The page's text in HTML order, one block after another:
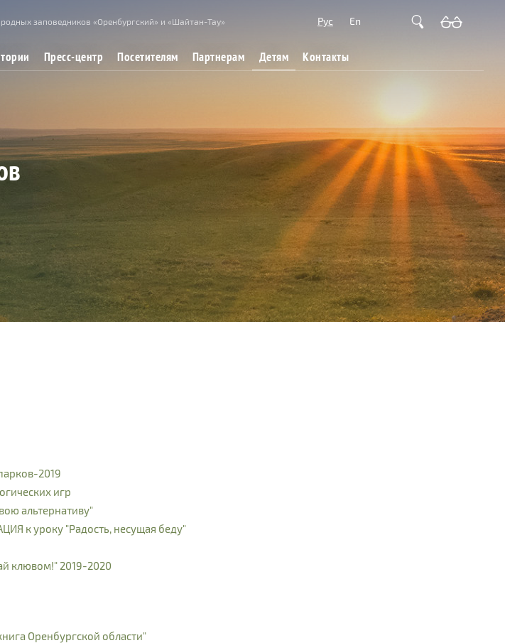
заповедников «Оренбургский» и «Шайтан-Тау» Рус En
Пресс-центр Посетителям Партнерам Детям Контакты
2019
игр
альтернативу"
к уроку "Радость, несущая беду"
клювом!" 2019-2020
Оренбургской области"